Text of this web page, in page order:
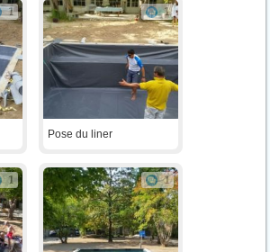
1 1
Pose du liner
1 1